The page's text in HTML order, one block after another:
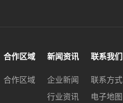
合作区域
合作区域
新闻资讯
企业新闻
行业资讯
联系我们
联系方式
电子地图